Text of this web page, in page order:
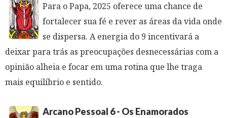
Para o Papa, 2025 oferece uma chance de
fortalecer sua fé e rever as áreas da vida onde
se dispersa. A energia do 9 incentivará a
deixar para trás as preocupações desnecessárias com a
opinião alheia e focar em uma rotina que lhe traga
mais equilíbrio e sentido.
Arcano Pessoal 6 - Os Enamorados